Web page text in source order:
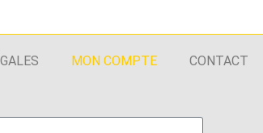
MON COMPTE CONTACT